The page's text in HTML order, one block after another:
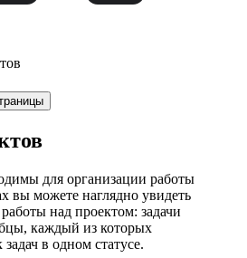
для организации работы
вы можете наглядно увидеть
над проектом: задачи
каждый из которых
в одном статусе.